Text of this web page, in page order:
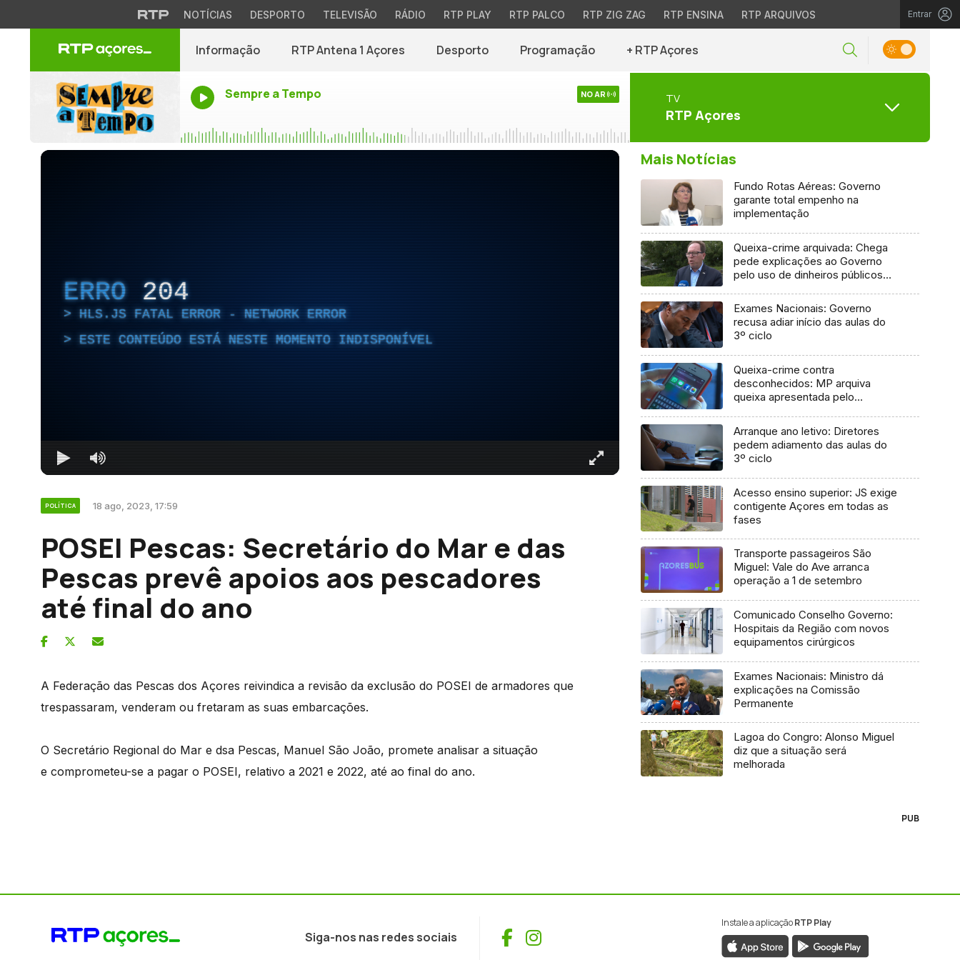
NOTÍCIAS DESPORTO TELEVISÃO RÁDIO RTP PLAY RTP PALCO RTP ZIG ZAG RTP ENSINA RTP ARQUIVOS Entrar
Informação RTP Antena 1 Açores Desporto Programação + RTP Açores
Sempre a Tempo NO AR TV
RTP Açores
ERRO 204
HLS.JS FATAL ERROR - NETWORK ERROR
ESTE CONTEÚDO ESTÁ NESTE MOMENTO INDISPONÍVEL
POLÍTICA 18 ago, 2023, 17:59
POSEI Pescas: Secretário do Mar e das
Pescas prevê apoios aos pescadores
até final do ano
A Federação das Pescas dos Açores reivindica a revisão da exclusão do POSEI de armadores que
trespassaram, venderam ou fretaram as suas embarcações.
O Secretário Regional do Mar e dsa Pescas, Manuel São João, promete analisar a situação
e comprometeu-se a pagar o POSEI, relativo a 2021 e 2022, até ao final do ano.
Mais Notícias
Fundo Rotas Aéreas: Governo
garante total empenho na
implementação
Queixa-crime arquivada: Chega
pede explicações ao Governo
pelo uso de dinheiros públicos
Exames Nacionais: Governo
recusa adiar início das aulas do
3º ciclo
Queixa-crime contra
desconhecidos: MP arquiva
queixa apresentada pelo
Arranque ano letivo: Diretores
pedem adiamento das aulas do
3º ciclo
Acesso ensino superior: JS exige
contigente Açores em todas as
fases
Transporte passageiros São
Miguel: Vale do Ave arranca
operação a 1 de setembro
Comunicado Conselho Governo:
Hospitais da Região com novos
equipamentos cirúrgicos
Exames Nacionais: Ministro dá
explicações na Comissão
Permanente
Lagoa do Congro: Alonso Miguel
diz que a situação será
melhorada
PUB
Siga-nos nas redes sociais Facebook
Instagram
Instale a aplicaçãoRTP Play